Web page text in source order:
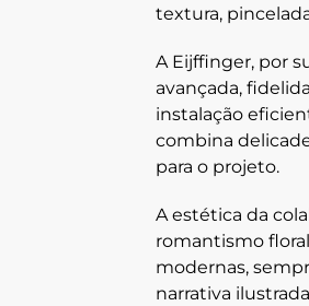
textura,
A Eijffinger, por
avançada,
instalação
combina
para o projeto.
A estética da
romantismo floral
modernas,
narrativa ilustrada